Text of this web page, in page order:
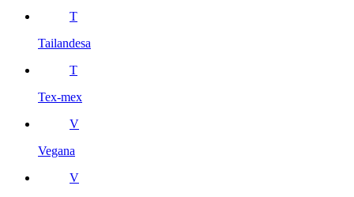
T
Tailandesa
T
Tex-mex
V
Vegana
V